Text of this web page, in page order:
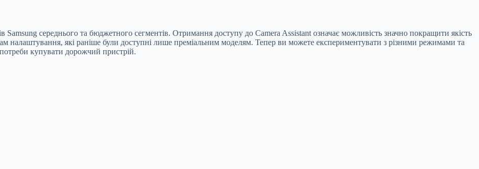
середнього та бюджетного сегментів. Отримання доступу до Camera Assistant означає можливість значно покращити якість
налаштування, які раніше були доступні лише преміальним моделям. Тепер ви можете експериментувати з різними режимами та
купувати дорожчий пристрій.